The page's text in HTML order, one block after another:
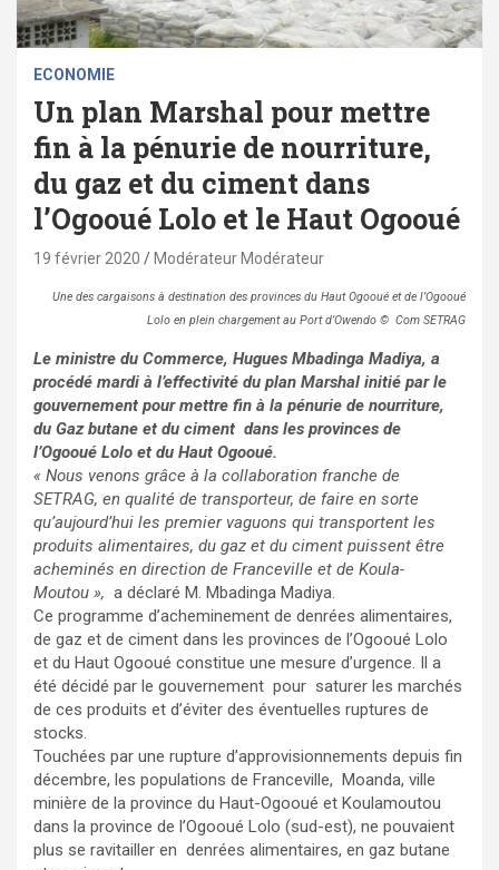
ECONOMIE
Un plan Marshal pour mettre
fin à la pénurie de nourriture,
du gaz et du ciment dans
l’Ogooué Lolo et le Haut Ogooué
19 février 2020 Modérateur Modérateur
Une des cargaisons à destination des provinces du Haut Ogooué et de l’Ogooué
Lolo en plein chargement au Port d’Owendo © Com SETRAG
Le ministre du Commerce, Hugues Mbadinga Madiya, a
procédé mardi à l’effectivité du plan Marshal initié par le
gouvernement pour mettre fin à la pénurie de nourriture,
du Gaz butane et du ciment dans les provinces de
l’Ogooué Lolo et du Haut Ogooué.
« Nous venons grâce à la collaboration franche de
SETRAG, en qualité de transporteur, de faire en sorte
qu’aujourd’hui les premier vaguons qui transportent les
produits alimentaires, du gaz et du ciment puissent être
acheminés en direction de Franceville et de Koula-
Moutou », a déclaré M. Mbadinga Madiya.
Ce programme d’acheminement de denrées alimentaires,
de gaz et de ciment dans les provinces de l’Ogooué Lolo
et du Haut Ogooué constitue une mesure d’urgence. Il a
été décidé par le gouvernement pour saturer les marchés
de ces produits et d’éviter des éventuelles ruptures de
stocks.
Touchées par une rupture d’approvisionnements depuis fin
décembre, les populations de Franceville, Moanda, ville
minière de la province du Haut-Ogooué et Koulamoutou
dans la province de l’Ogooué Lolo (sud-est), ne pouvaient
plus se ravitailler en denrées alimentaires, en gaz butane